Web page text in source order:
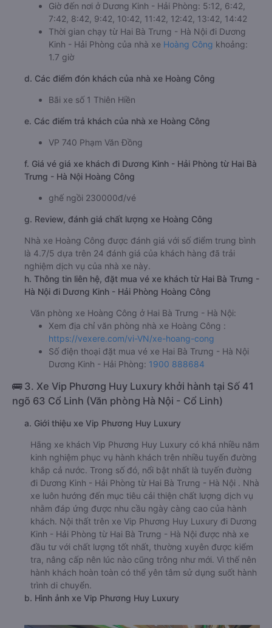
Giờ đến nơi ở Dương Kinh - Hải Phòng: 5:12, 6:42,
7:42, 8:42, 9:42, 10:42, 11:42, 12:42, 13:42, 14:42
Thời gian chạy từ Hai Bà Trưng - Hà Nội đi Dương
Kinh - Hải Phòng của nhà xe Hoàng Công khoảng:
1.7 giờ
d. Các điểm đón khách của nhà xe Hoàng Công
Bãi xe số 1 Thiên Hiền
e. Các điểm trả khách của nhà xe Hoàng Công
VP 740 Phạm Văn Đồng
f. Giá vé giá xe khách đi Dương Kinh - Hải Phòng từ Hai Bà
Trưng - Hà Nội Hoàng Công
ghế ngồi 230000đ/vé
g. Review, đánh giá chất lượng xe Hoàng Công
Nhà xe Hoàng Công được đánh giá với số điểm trung bình
là 4.7/5 dựa trên 24 đánh giá của khách hàng đã trải
nghiệm dịch vụ của nhà xe này.
h. Thông tin liên hệ, đặt mua vé xe khách từ Hai Bà Trưng -
Hà Nội đi Dương Kinh - Hải Phòng Hoàng Công
Văn phòng xe Hoàng Công ở Hai Bà Trưng - Hà Nội:
Xem địa chỉ văn phòng nhà xe Hoàng Công :
https://vexere.com/vi-VN/xe-hoang-cong
Số điện thoại đặt mua vé xe Hai Bà Trưng - Hà Nội
Dương Kinh - Hải Phòng: 1900 888684
🚌 3. Xe Vip Phương Huy Luxury khởi hành tại Số 41
ngõ 63 Cổ Linh (Văn phòng Hà Nội - Cổ Linh)
a. Giới thiệu xe Vip Phương Huy Luxury
Hãng xe khách Vip Phương Huy Luxury có khá nhiều năm
kinh nghiệm phục vụ hành khách trên nhiều tuyến đường
khắp cả nước. Trong số đó, nổi bật nhất là tuyến đường
đi Dương Kinh - Hải Phòng từ Hai Bà Trưng - Hà Nội . Nhà
xe luôn hướng đến mục tiêu cải thiện chất lượng dịch vụ
nhằm đáp ứng được nhu cầu ngày càng cao của hành
khách. Nội thất trên xe Vip Phương Huy Luxury đi Dương
Kinh - Hải Phòng từ Hai Bà Trưng - Hà Nội được nhà xe
đầu tư với chất lượng tốt nhất, thường xuyên được kiểm
tra, nâng cấp nên lúc nào cũng trông như mới. Vì thế nên
hành khách hoàn toàn có thể yên tâm sử dụng suốt hành
trình di chuyển.
b. Hình ảnh xe Vip Phương Huy Luxury